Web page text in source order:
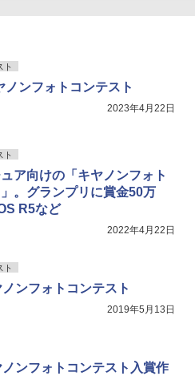
ト
ノンフォトコンテスト
2023年4月22日
ト
ア向けの「キヤノンフォト
。グランプリに賞金50万
R5など
2022年4月22日
ト
ンフォトコンテスト
2019年5月13日
ンフォトコンテスト入賞作